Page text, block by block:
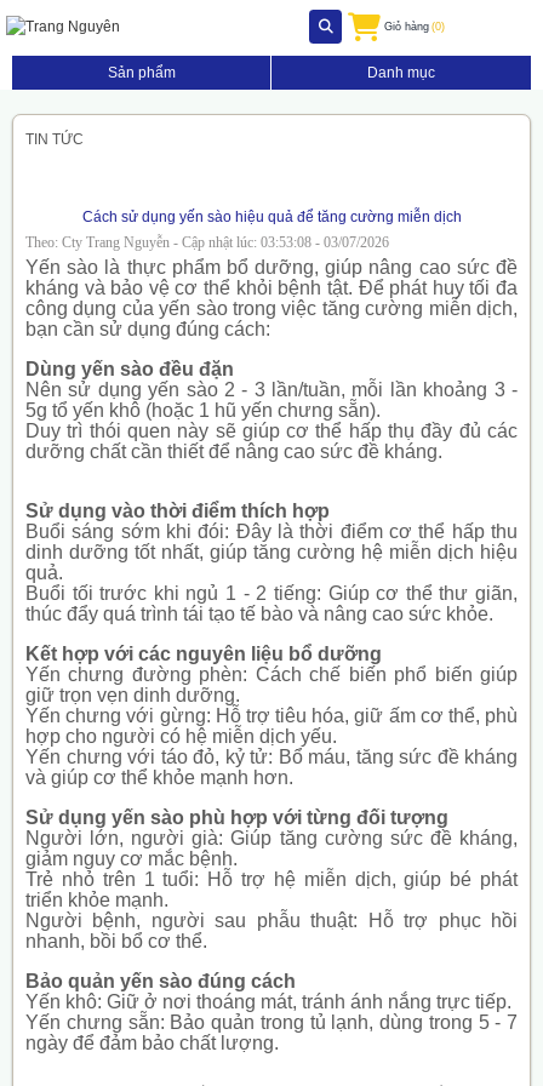
Giỏ hàng (0)
Sản phẩm Danh mục
TIN TỨC
Cách sử dụng yến sào hiệu quả để tăng cường miễn dịch
Theo: Cty Trang Nguyễn - Cập nhật lúc: 03:53:08 - 03/07/2026
Yến sào là thực phẩm bổ dưỡng, giúp nâng cao sức đề
kháng và bảo vệ cơ thể khỏi bệnh tật. Để phát huy tối đa
công dụng của yến sào trong việc tăng cường miễn dịch,
bạn cần sử dụng đúng cách:
Dùng yến sào đều đặn
Nên sử dụng yến sào 2 - 3 lần/tuần, mỗi lần khoảng 3 -
5g tổ yến khô (hoặc 1 hũ yến chưng sẵn).
Duy trì thói quen này sẽ giúp cơ thể hấp thụ đầy đủ các
dưỡng chất cần thiết để nâng cao sức đề kháng.
Sử dụng vào thời điểm thích hợp
Buổi sáng sớm khi đói: Đây là thời điểm cơ thể hấp thu
dinh dưỡng tốt nhất, giúp tăng cường hệ miễn dịch hiệu
quả.
Buổi tối trước khi ngủ 1 - 2 tiếng: Giúp cơ thể thư giãn,
thúc đẩy quá trình tái tạo tế bào và nâng cao sức khỏe.
Kết hợp với các nguyên liệu bổ dưỡng
Yến chưng đường phèn: Cách chế biến phổ biến giúp
giữ trọn vẹn dinh dưỡng.
Yến chưng với gừng: Hỗ trợ tiêu hóa, giữ ấm cơ thể, phù
hợp cho người có hệ miễn dịch yếu.
Yến chưng với táo đỏ, kỷ tử: Bổ máu, tăng sức đề kháng
và giúp cơ thể khỏe mạnh hơn.
Sử dụng yến sào phù hợp với từng đối tượng
Người lớn, người già: Giúp tăng cường sức đề kháng,
giảm nguy cơ mắc bệnh.
Trẻ nhỏ trên 1 tuổi: Hỗ trợ hệ miễn dịch, giúp bé phát
triển khỏe mạnh.
Người bệnh, người sau phẫu thuật: Hỗ trợ phục hồi
nhanh, bồi bổ cơ thể.
Bảo quản yến sào đúng cách
Yến khô: Giữ ở nơi thoáng mát, tránh ánh nắng trực tiếp.
Yến chưng sẵn: Bảo quản trong tủ lạnh, dùng trong 5 - 7
ngày để đảm bảo chất lượng.